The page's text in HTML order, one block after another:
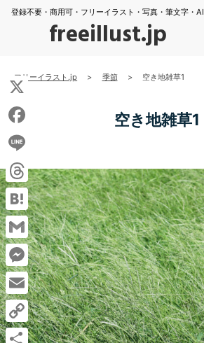
登録不要・商用可・フリーイラスト・写真・筆文字・AI
freeillust.jp
フリーイラスト.jp > 季節 > 空き地雑草1
空き地雑草1
X
Facebook
Line
Threads
Hatena
Gmail
Messenger
Email
Copy